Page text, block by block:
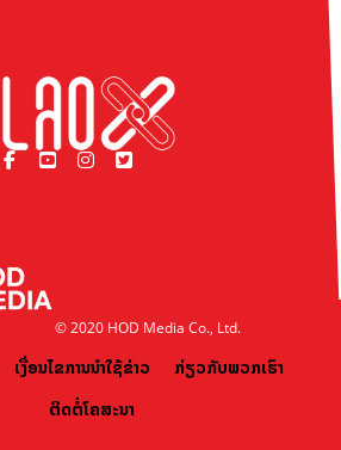
© 2020 HOD Media Co., Ltd.
ເງື່ອນໄຂການນຳໃຊ້ຂ່າວ
ກ່ຽວກັບພວກເຮົາ
ຕິດຕໍ່ໂຄສະນາ